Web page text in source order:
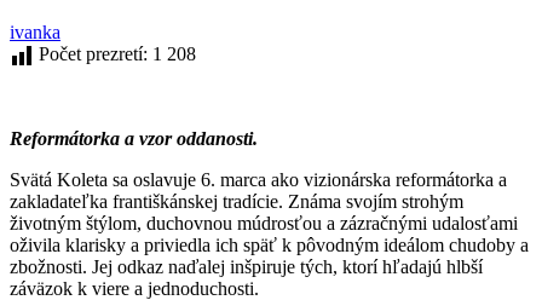
ivanka
Počet prezretí: 1 208
Reformátorka a vzor oddanosti.
Svätá Koleta sa oslavuje 6. marca ako vizionárska reformátorka a
zakladateľka františkánskej tradície. Známa svojím strohým
životným štýlom, duchovnou múdrosťou a zázračnými udalosťami
oživila klarisky a priviedla ich späť k pôvodným ideálom chudoby a
zbožnosti. Jej odkaz naďalej inšpiruje tých, ktorí hľadajú hlbší
záväzok k viere a jednoduchosti.